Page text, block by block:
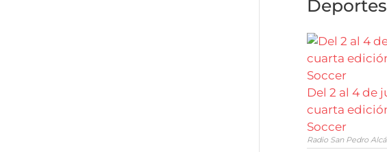
Deportes
Del 2 al 4 de
cuarta
Soccer
Radio San Pedro